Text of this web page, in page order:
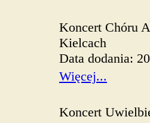
Koncert Chóru
Kielcach
Data dodania:
Więcej...
Koncert